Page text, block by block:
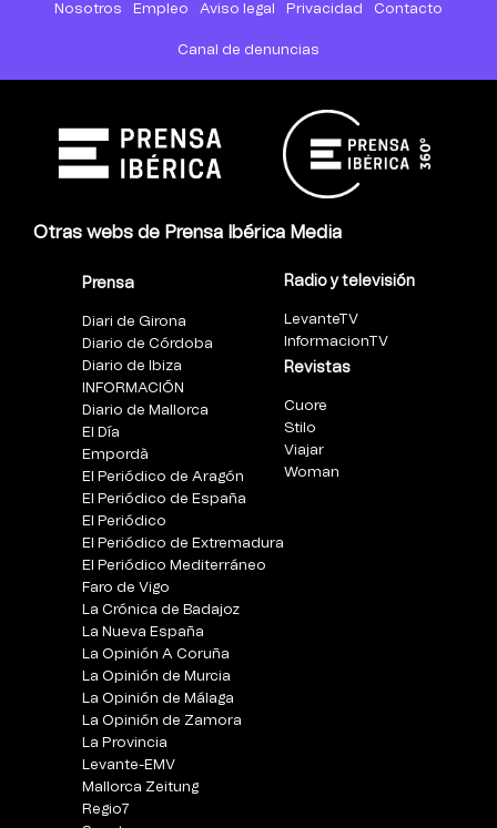
Nosotros Empleo Aviso legal Privacidad Contacto
Canal de denuncias
Otras webs de Prensa Ibérica Media
Prensa
Diari de Girona
Diario de Córdoba
Diario de Ibiza
INFORMACIÓN
Diario de Mallorca
El Día
Empordà
El Periódico de Aragón
El Periódico de España
El Periódico
El Periódico de Extremadura
El Periódico Mediterráneo
Faro de Vigo
La Crónica de Badajoz
La Nueva España
La Opinión A Coruña
La Opinión de Murcia
La Opinión de Málaga
La Opinión de Zamora
La Provincia
Levante-EMV
Mallorca Zeitung
Regio7
Radio y televisión
LevanteTV
InformacionTV
Revistas
Cuore
Stilo
Viajar
Woman